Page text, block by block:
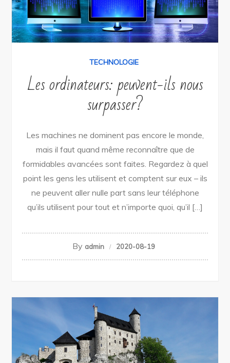
TECHNOLOGIE
Les ordinateurs: peuvent-ils nous
surpasser?
Les machines ne dominent pas encore le monde,
mais il faut quand même reconnaître que de
formidables avancées sont faites. Regardez à quel
point les gens les utilisent et comptent sur eux – ils
ne peuvent aller nulle part sans leur téléphone
qu’ils utilisent pour tout et n’importe quoi, qu’il […]
By admin 2020-08-19